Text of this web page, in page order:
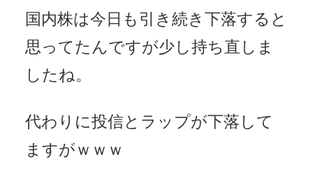
国内株は今日も引き続き下落すると
思ってたんですが少し持ち直しま
したね。
代わりに投信とラップが下落して
ますがｗｗｗ